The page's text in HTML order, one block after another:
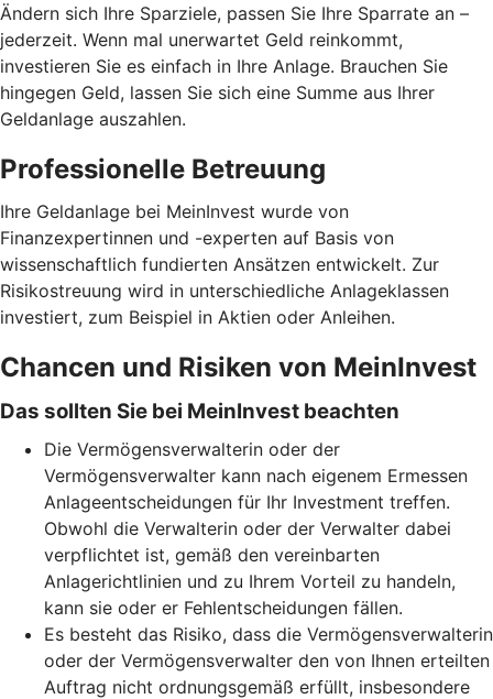
Ändern sich Ihre Sparziele, passen Sie Ihre Sparrate an –
jederzeit. Wenn mal unerwartet Geld reinkommt,
investieren Sie es einfach in Ihre Anlage. Brauchen Sie
hingegen Geld, lassen Sie sich eine Summe aus Ihrer
Geldanlage auszahlen.
Professionelle Betreuung
Ihre Geldanlage bei MeinInvest wurde von
Finanzexpertinnen und -experten auf Basis von
wissenschaftlich fundierten Ansätzen entwickelt. Zur
Risikostreuung wird in unterschiedliche Anlageklassen
investiert, zum Beispiel in Aktien oder Anleihen.
Chancen und Risiken von MeinInvest
Das sollten Sie bei MeinInvest beachten
Die Vermögensverwalterin oder der
Vermögensverwalter kann nach eigenem Ermessen
Anlageentscheidungen für Ihr Investment treffen.
Obwohl die Verwalterin oder der Verwalter dabei
verpflichtet ist, gemäß den vereinbarten
Anlagerichtlinien und zu Ihrem Vorteil zu handeln,
kann sie oder er Fehlentscheidungen fällen.
Es besteht das Risiko, dass die Vermögensverwalterin
oder der Vermögensverwalter den von Ihnen erteilten
Auftrag nicht ordnungsgemäß erfüllt, insbesondere